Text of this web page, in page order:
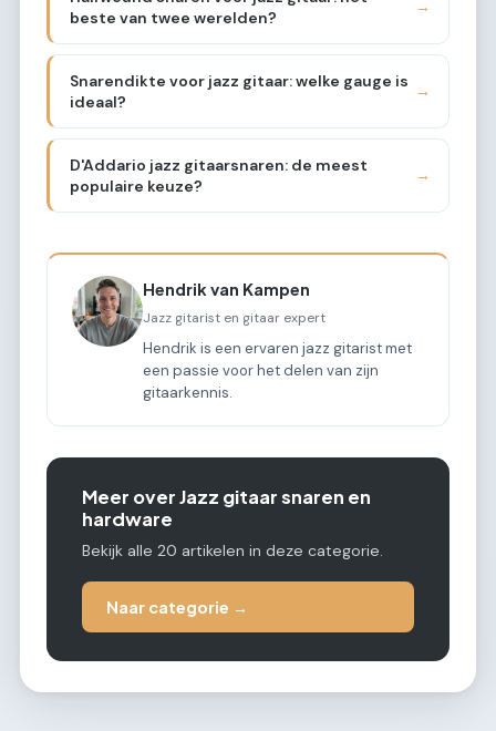
beste van twee werelden?
→
Snarendikte voor jazz gitaar: welke gauge is
ideaal?
→
D'Addario jazz gitaarsnaren: de meest
populaire keuze?
→
Hendrik van Kampen
Jazz gitarist en gitaar expert
Hendrik is een ervaren jazz gitarist met
een passie voor het delen van zijn
gitaarkennis.
Meer over Jazz gitaar snaren en
hardware
Bekijk alle 20 artikelen in deze categorie.
Naar categorie →